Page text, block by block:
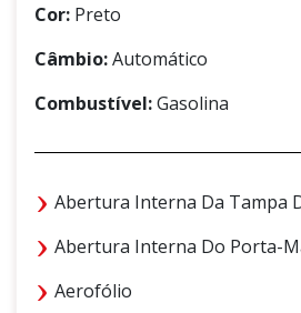
Cor: Preto
Câmbio:Automático
Combustível:Gasolina
Abertura Interna Da Tampa
Abertura Interna Do Porta-
Aerofólio